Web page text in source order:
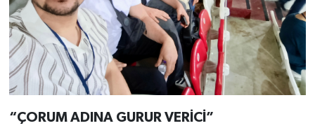
“ÇORUM ADINA GURUR VERİCİ”